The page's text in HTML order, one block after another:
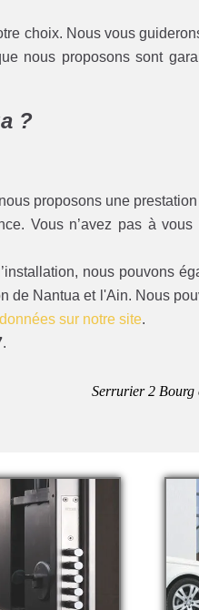
choix. Nous vous
nous proposons sont
?
proposons une
Vous n’avez pas à
nous pouvons
de Nantua et l'Ain. Nous
sur notre site.
.
Serrurier 2 Bourg